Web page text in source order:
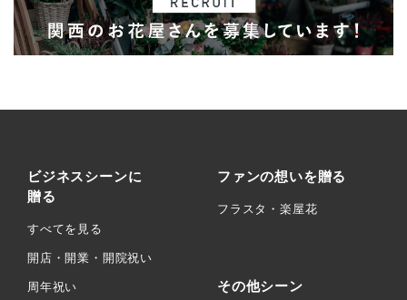
ビジネスシーンに
贈る
すべてを見る
開店・開業・開院祝い
周年祝い
ファンの想いを贈る
フラスタ・楽屋花
その他シーン